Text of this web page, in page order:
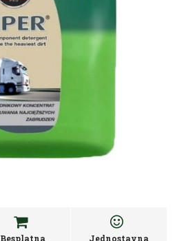
Besplatna
Jednostavna